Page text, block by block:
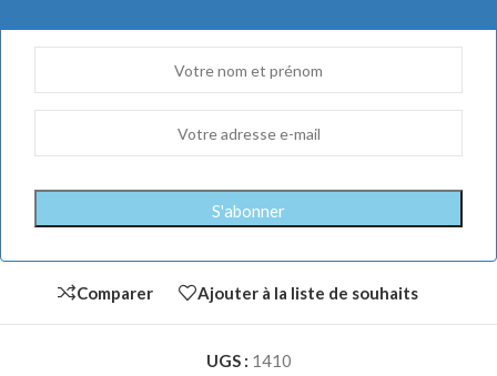
Comparer Ajouter à la liste de souhaits
UGS : 1410